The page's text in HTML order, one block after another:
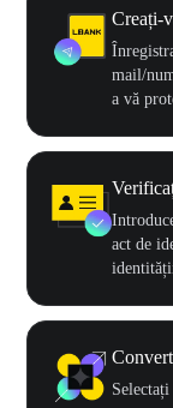
Creați-
mail/
a vă
act de